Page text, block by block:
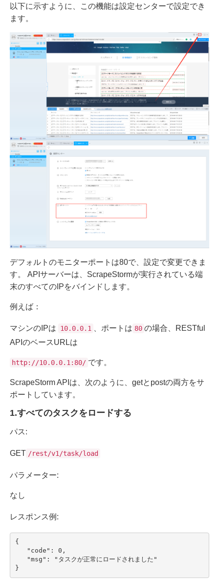
以下に示すように、この機能は設定センターで設定でき
ます。
デフォルトのモニターポートは80で、設定で変更できま
す。 APIサーバーは、ScrapeStormが実行されている端
末のすべてのIPをバインドします。
例えば：
マシンのIPは 10.0.0.1 、ポートは 80 の場合、RESTful
APIのベースURLは
http://10.0.0.1:80/ です。
ScrapeStorm APIは、次のように、getとpostの両方をサ
ポートしています。
1.すべてのタスクをロードする
パス:
GET /rest/v1/task/load
パラメーター:
なし
レスポンス例:
{
   "code": 0,
   "msg": "タスクが正常にロードされました"
}